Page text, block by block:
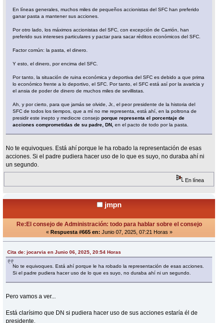
En líneas generales, muchos miles de pequeños accionistas del SFC han preferido
ganar pasta a mantener sus acciones.
Por otro lado, los máximos accionistas del SFC, con excepción de Carrión, han
preferido sus intereses particulares y pactar para sacar réditos económicos del SFC.
Factor común: la pasta, el dinero.
Y esto, el dinero, por encima del SFC.
Por tanto, la situación de ruina económica y deportiva del SFC es debido a que prima
lo económico frente a lo deportivo, el SFC. Por tanto, el SFC está así por la avaricia y
el ansia de poder de dinero de muchos miles de sevillistas.
Ah, y por cierto, para que jamás se olvide, Jr., el peor presidente de la historia del
SFC de todos los tiempos, que a mí no me representa, está ahí, en la poltrona de
presidir este inepto y mediocre consejoporque representa el porcentaje de
acciones comprometidas de su padre, DN, en el pacto de todo por la pasta.
No te equivoques. Está ahí porque le ha robado la representación de esas
acciones. Si el padre pudiera hacer uso de lo que es suyo, no duraba ahí ni
un segundo.
En línea
jmpn
Re:El consejo de Administración: todo para hablar sobre el consejo
« Respuesta #665 en: Junio 07, 2025, 07:21 Horas »
Cita de: jocarvia en Junio 06, 2025, 20:54 Horas
No te equivoques. Está ahí porque le ha robado la representación de esas acciones.
Si el padre pudiera hacer uso de lo que es suyo, no duraba ahí ni un segundo.
Pero vamos a ver...
Está clarísimo que DN si pudiera hacer uso de sus acciones estaría él de
presidente.